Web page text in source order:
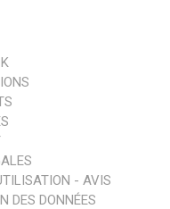
- AVIS
DES DONNÉES